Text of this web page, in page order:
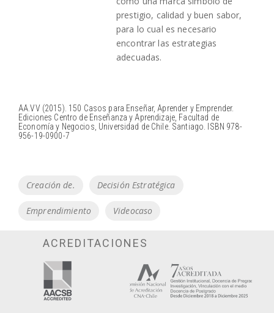
prestigio, calidad y buen sabor,
para lo cual es necesario
encontrar las estrategias
adecuadas.
AA.VV (2015). 150 Casos para Enseñar, Aprender y Emprender.
Ediciones Centro de Enseñanza y Aprendizaje, Facultad de
Economía y Negocios, Universidad de Chile. Santiago. ISBN 978-
956-19-0900-7
Tags
Creación de. Decisión Estratégica
Emprendimiento Videocaso
ACREDITACIONES